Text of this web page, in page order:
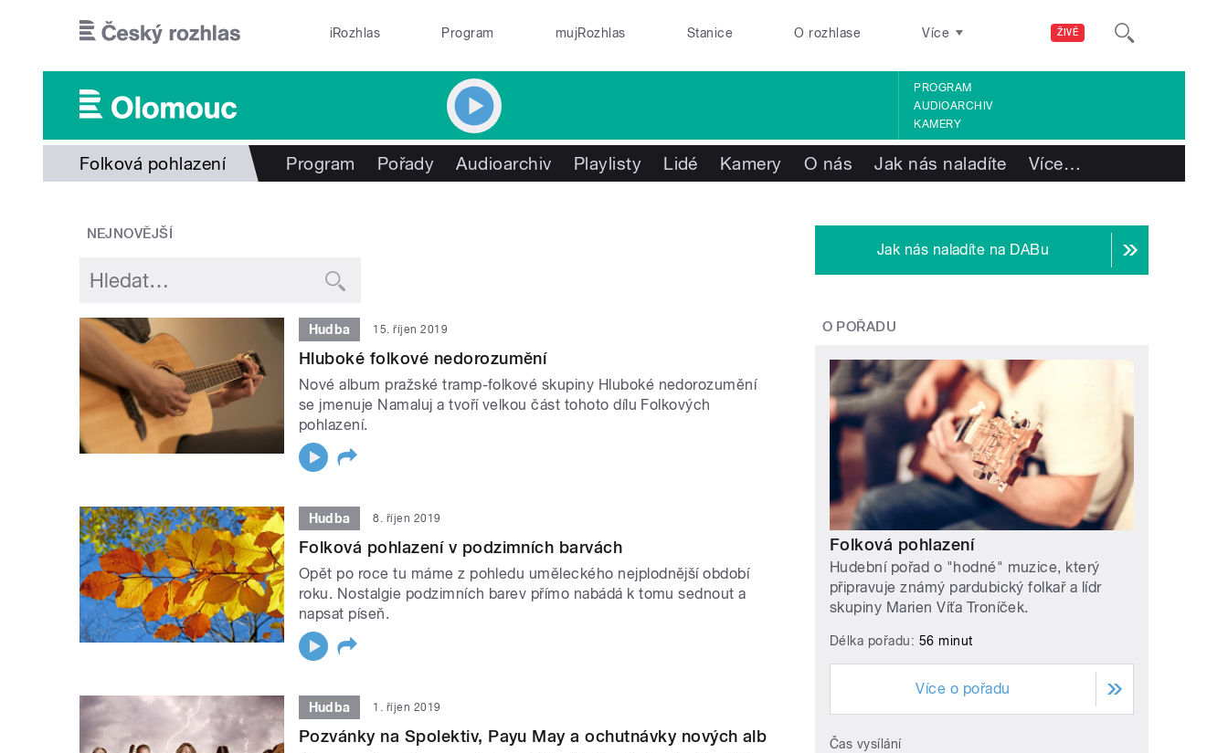
ŽIVĚ
iRozhlas Program mujRozhlas Stanice O rozhlase Více
PROGRAM
AUDIOARCHIV
KAMERY
Folková pohlazení Program Pořady Audioarchiv Playlisty Lidé Kamery O nás Jak nás naladíte Více…
NEJNOVĚJŠÍ
Hudba 15. říjen 2019
Hluboké folkové nedorozumění
Nové album pražské tramp-folkové skupiny Hluboké nedorozumění
se jmenuje Namaluj a tvoří velkou část tohoto dílu Folkových
pohlazení.
Hudba 8. říjen 2019
Folková pohlazení v podzimních barvách
Opět po roce tu máme z pohledu uměleckého nejplodnější období
roku. Nostalgie podzimních barev přímo nabádá k tomu sednout a
napsat píseň.
Hudba 1. říjen 2019
Pozvánky na Spolektiv, Payu May a ochutnávky nových alb
Jak nás naladíte na DABu
O POŘADU
Folková pohlazení
Hudební pořad o "hodné" muzice, který
připravuje známý pardubický folkař a lídr
skupiny Marien Víťa Troníček.
Délka pořadu: 56 minut
Více o pořadu
Čas vysílání